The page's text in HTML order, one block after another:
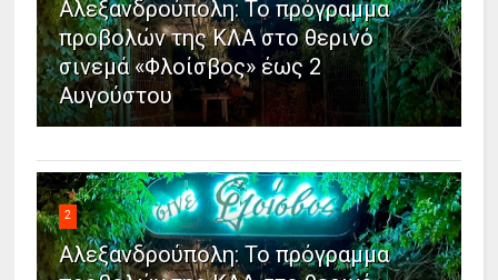
Αλεξανδρούπολη: Το πρόγραμμα
προβολών της ΚΛΑ στο θερινό
σινεμά «Φλοίσβος» έως 2
Αυγούστου
2
Αλεξανδρούπολη: Το πρόγραμμα